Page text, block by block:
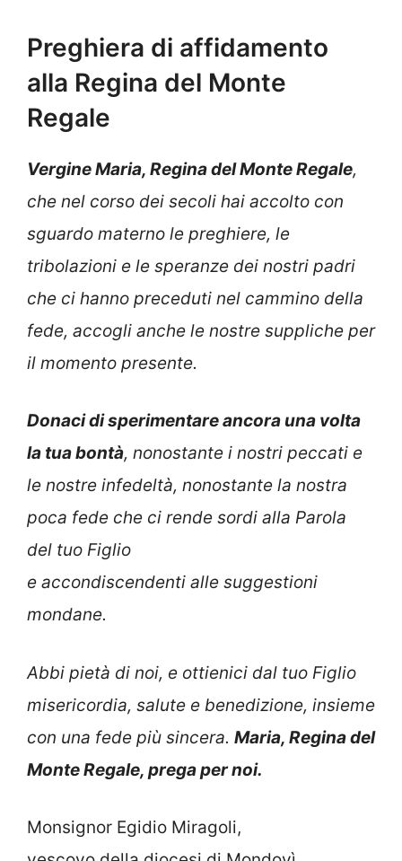
Preghiera di affidamento
alla Regina del Monte
Regale
Vergine Maria, Regina del Monte Regale,
che nel corso dei secoli hai accolto con
sguardo materno le preghiere, le
tribolazioni e le speranze dei nostri padri
che ci hanno preceduti nel cammino della
fede, accogli anche le nostre suppliche per
il momento presente.
Donaci di sperimentare ancora una volta
la tua bontà, nonostante i nostri peccati e
le nostre infedeltà, nonostante la nostra
poca fede che ci rende sordi alla Parola
del tuo Figlio
e accondiscendenti alle suggestioni
mondane.
Abbi pietà di noi, e ottienici dal tuo Figlio
misericordia, salute e benedizione, insieme
con una fede più sincera. Maria, Regina del
Monte Regale, prega per noi.
Monsignor Egidio Miragoli,